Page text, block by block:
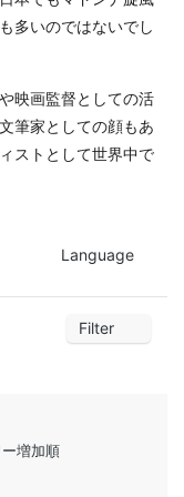
多いのではないでし
映画監督としての活
筆家としての顔もあ
ストとして世界中で